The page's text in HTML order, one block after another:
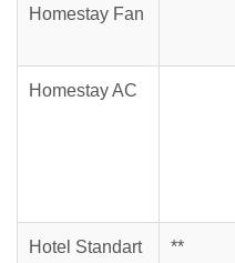
Homestay Fan
Homestay AC
Hotel Standart **